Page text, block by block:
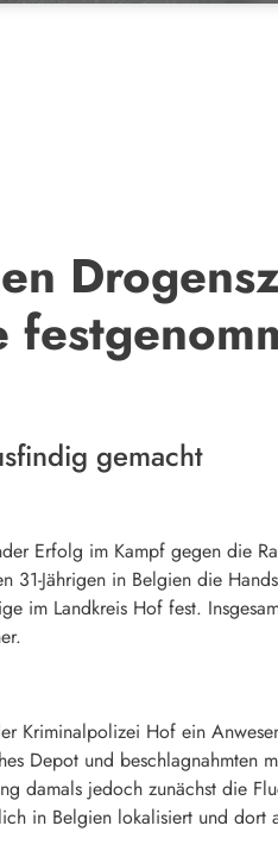
gemacht
Erfolg im Kampf gegen die
Jährigen in Belgien die
im Landkreis Hof fest.
Kriminalpolizei Hof ein
Depot und beschlagnahmten
damals jedoch zunächst die
in Belgien lokalisiert und dort